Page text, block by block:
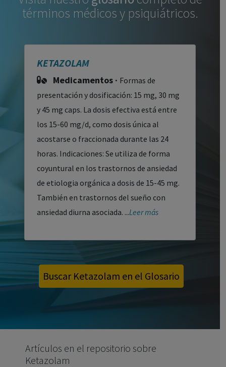
términos médicos y psiquiátricos.
KETAZOLAM
Medicamentos · Formas de
presentación y dosificación: 15 mg, 30 mg
y 45 mg caps. La dosis efectiva está entre
los 15-60 mg/d, como dosis única al
acostarse o fraccionada durante las 24
horas. Indicaciones: Se utiliza de forma
coyuntural en los trastornos de ansiedad
de etiologia orgánica a dosis de 15-45 mg.
También en trastornos del sueño con
ansiedad diurna asociada. ...Leer más
Buscar Ketazolam en el Glosario
Artículos en el repositorio sobre
Ketazolam